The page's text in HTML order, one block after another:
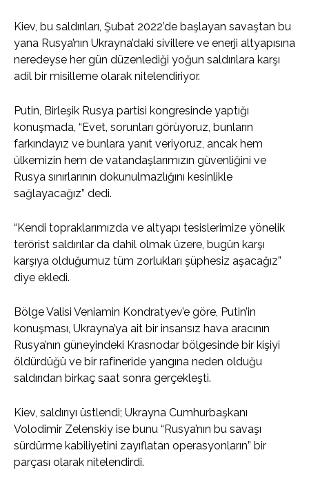
Kiev, bu saldırıları, Şubat 2022’de başlayan savaştan bu
yana Rusya’nın Ukrayna’daki sivillere ve enerji altyapısına
neredeyse her gün düzenlediği yoğun saldırılara karşı
adil bir misilleme olarak nitelendiriyor.
Putin, Birleşik Rusya partisi kongresinde yaptığı
konuşmada, “Evet, sorunları görüyoruz, bunların
farkındayız ve bunlara yanıt veriyoruz, ancak hem
ülkemizin hem de vatandaşlarımızın güvenliğini ve
Rusya sınırlarının dokunulmazlığını kesinlikle
sağlayacağız” dedi.
“Kendi topraklarımızda ve altyapı tesislerimize yönelik
terörist saldırılar da dahil olmak üzere, bugün karşı
karşıya olduğumuz tüm zorlukları şüphesiz aşacağız”
diye ekledi.
Bölge Valisi Veniamin Kondratyev’e göre, Putin’in
konuşması, Ukrayna’ya ait bir insansız hava aracının
Rusya’nın güneyindeki Krasnodar bölgesinde bir kişiyi
öldürdüğü ve bir rafineride yangına neden olduğu
saldırıdan birkaç saat sonra gerçekleşti.
Kiev, saldırıyı üstlendi; Ukrayna Cumhurbaşkanı
Volodimir Zelenskiy ise bunu “Rusya’nın bu savaşı
sürdürme kabiliyetini zayıflatan operasyonların” bir
parçası olarak nitelendirdi.